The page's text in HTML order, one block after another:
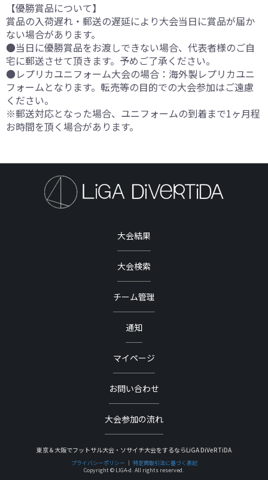
【優勝賞品について】
賞品の入荷遅れ・郵送の遅延により大会当日に賞品が届か
ない場合があります。
●当日に優勝賞品をお渡しできない場合、代表者様のご自
宅に郵送させて頂きます。予めご了承ください。
●レプリカユニフォーム大会の場合：海外製レプリカユニ
フォームとなります。転売等の目的での大会参加はご遠慮
ください。
※郵送対応となった場合、ユニフォームの到着まで1ヶ月程
お時間を頂く場合があります。
大会結果
大会検索
チーム管理
通知
マイページ
お問い合わせ
大会参加の流れ
東京＆大阪でフットサル大会・ソサイチ大会をするならLiGA DiVeRTiDA
プライバシーポリシー
特定商取引法に基づく表記
Copyright © LIGA-d. All rights reserved.